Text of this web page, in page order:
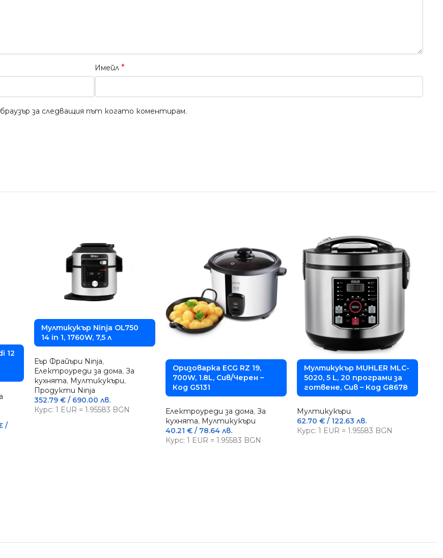
Имейл *
за следващия път когато коментирам.
12
/
Мултикукър Ninja OL750
14 in 1, 1760W, 7,5 л
Еър Фрайъри Ninja,
Електроуреди за дома, За
кухнята, Мултикукъри,
Продукти Ninja
352.79 € / 690.00 лв.
Курс: 1 EUR = 1.95583 BGN
Оризоварка ECG RZ 19,
700W, 1.8L, Сив/Черен –
Код G5131
Електроуреди за дома, За
кухнята, Мултикукъри
40.21 € / 78.64 лв.
Курс: 1 EUR = 1.95583 BGN
Mултикукър MUHLER MLC-
5020, 5 L, 20 програми за
готвене, Сив – Код G8678
Мултикукъри
62.70 € / 122.63 лв.
Курс: 1 EUR = 1.95583 BGN